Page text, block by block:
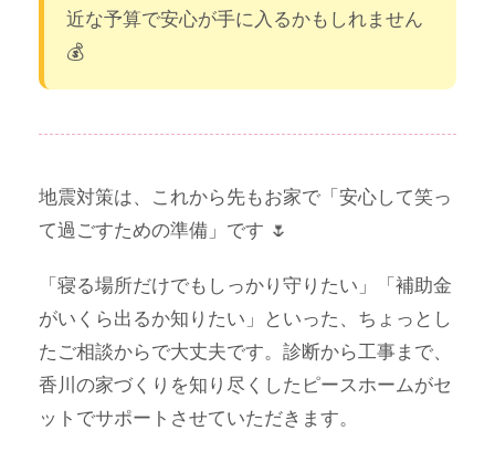
近な予算で安心が手に入るかもしれません
💰
地震対策は、これから先もお家で「安心して笑っ
て過ごすための準備」です 🌷
「寝る場所だけでもしっかり守りたい」「補助金
がいくら出るか知りたい」といった、ちょっとし
たご相談からで大丈夫です。診断から工事まで、
香川の家づくりを知り尽くしたピースホームがセ
ットでサポートさせていただきます。